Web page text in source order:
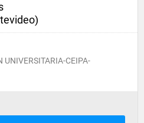
UNIVERSITARIA-CEIPA-